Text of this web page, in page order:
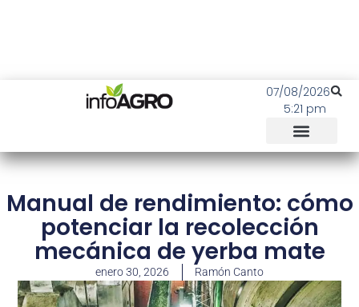
07/08/2026
5:21 pm
Manual de rendimiento: cómo
potenciar la recolección
mecánica de yerba mate
enero 30, 2026 Ramón Canto